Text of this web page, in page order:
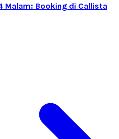
Malam: Booking di Callista